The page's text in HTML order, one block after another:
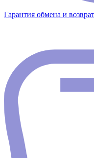
Гарантия обмена и